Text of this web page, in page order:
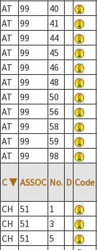
AT
99 40
AT
99 41
AT
99 44
AT
99 45
AT
99 46
AT
99 48
AT
99 50
AT
99 56
AT
99 58
AT
99 59
AT
99 98
C ▼ ASSOC No. D Code
CH 51 1
CH
51 3
CH
51 5